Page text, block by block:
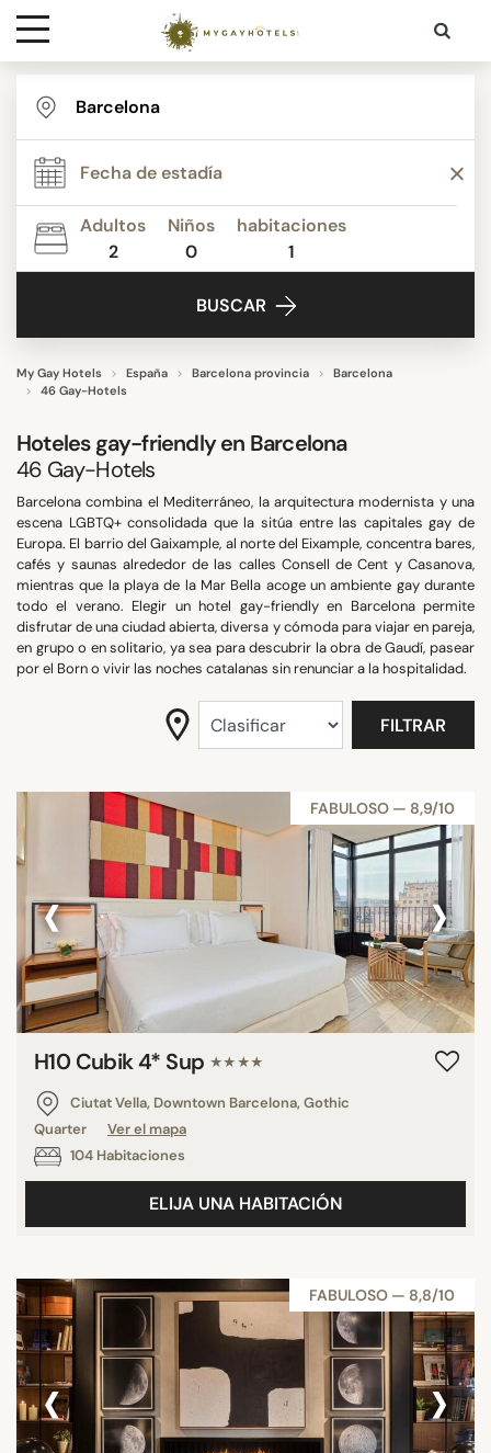
Destinaciones
Contacto
MediaAdultos
2
Niños
0
habitaciones
1
BUSCAR
My Gay Hotels España Barcelona provincia
Barcelona
46 Gay-Hotels
Hoteles gay-friendly en Barcelona
46 Gay-Hotels
ESTRELLAS
PUNTUACIÓN
INSTALACIONES
ZONA
BUSCAR
Barcelona combina el Mediterráneo, la arquitectura modernista y una
escena LGBTQ+ consolidada que la sitúa entre las capitales gay de
Europa. El barrio del Gaixample, al norte del Eixample, concentra bares,
cafés y saunas alrededor de las calles Consell de Cent y Casanova,
mientras que la playa de la Mar Bella acoge un ambiente gay durante
todo el verano. Elegir un hotel gay-friendly en Barcelona permite
disfrutar de una ciudad abierta, diversa y cómoda para viajar en pareja,
en grupo o en solitario, ya sea para descubrir la obra de Gaudí, pasear
por el Born o vivir las noches catalanas sin renunciar a la hospitalidad.
FILTRAR
FABULOSO — 8,9/10
‹ ›
H10 Cubik 4* Sup ★★★★
Ciutat Vella, Downtown Barcelona, Gothic
Quarter
Ver el mapa
104 Habitaciones
ELIJA UNA HABITACIÓN
FABULOSO — 8,8/10
‹ ›